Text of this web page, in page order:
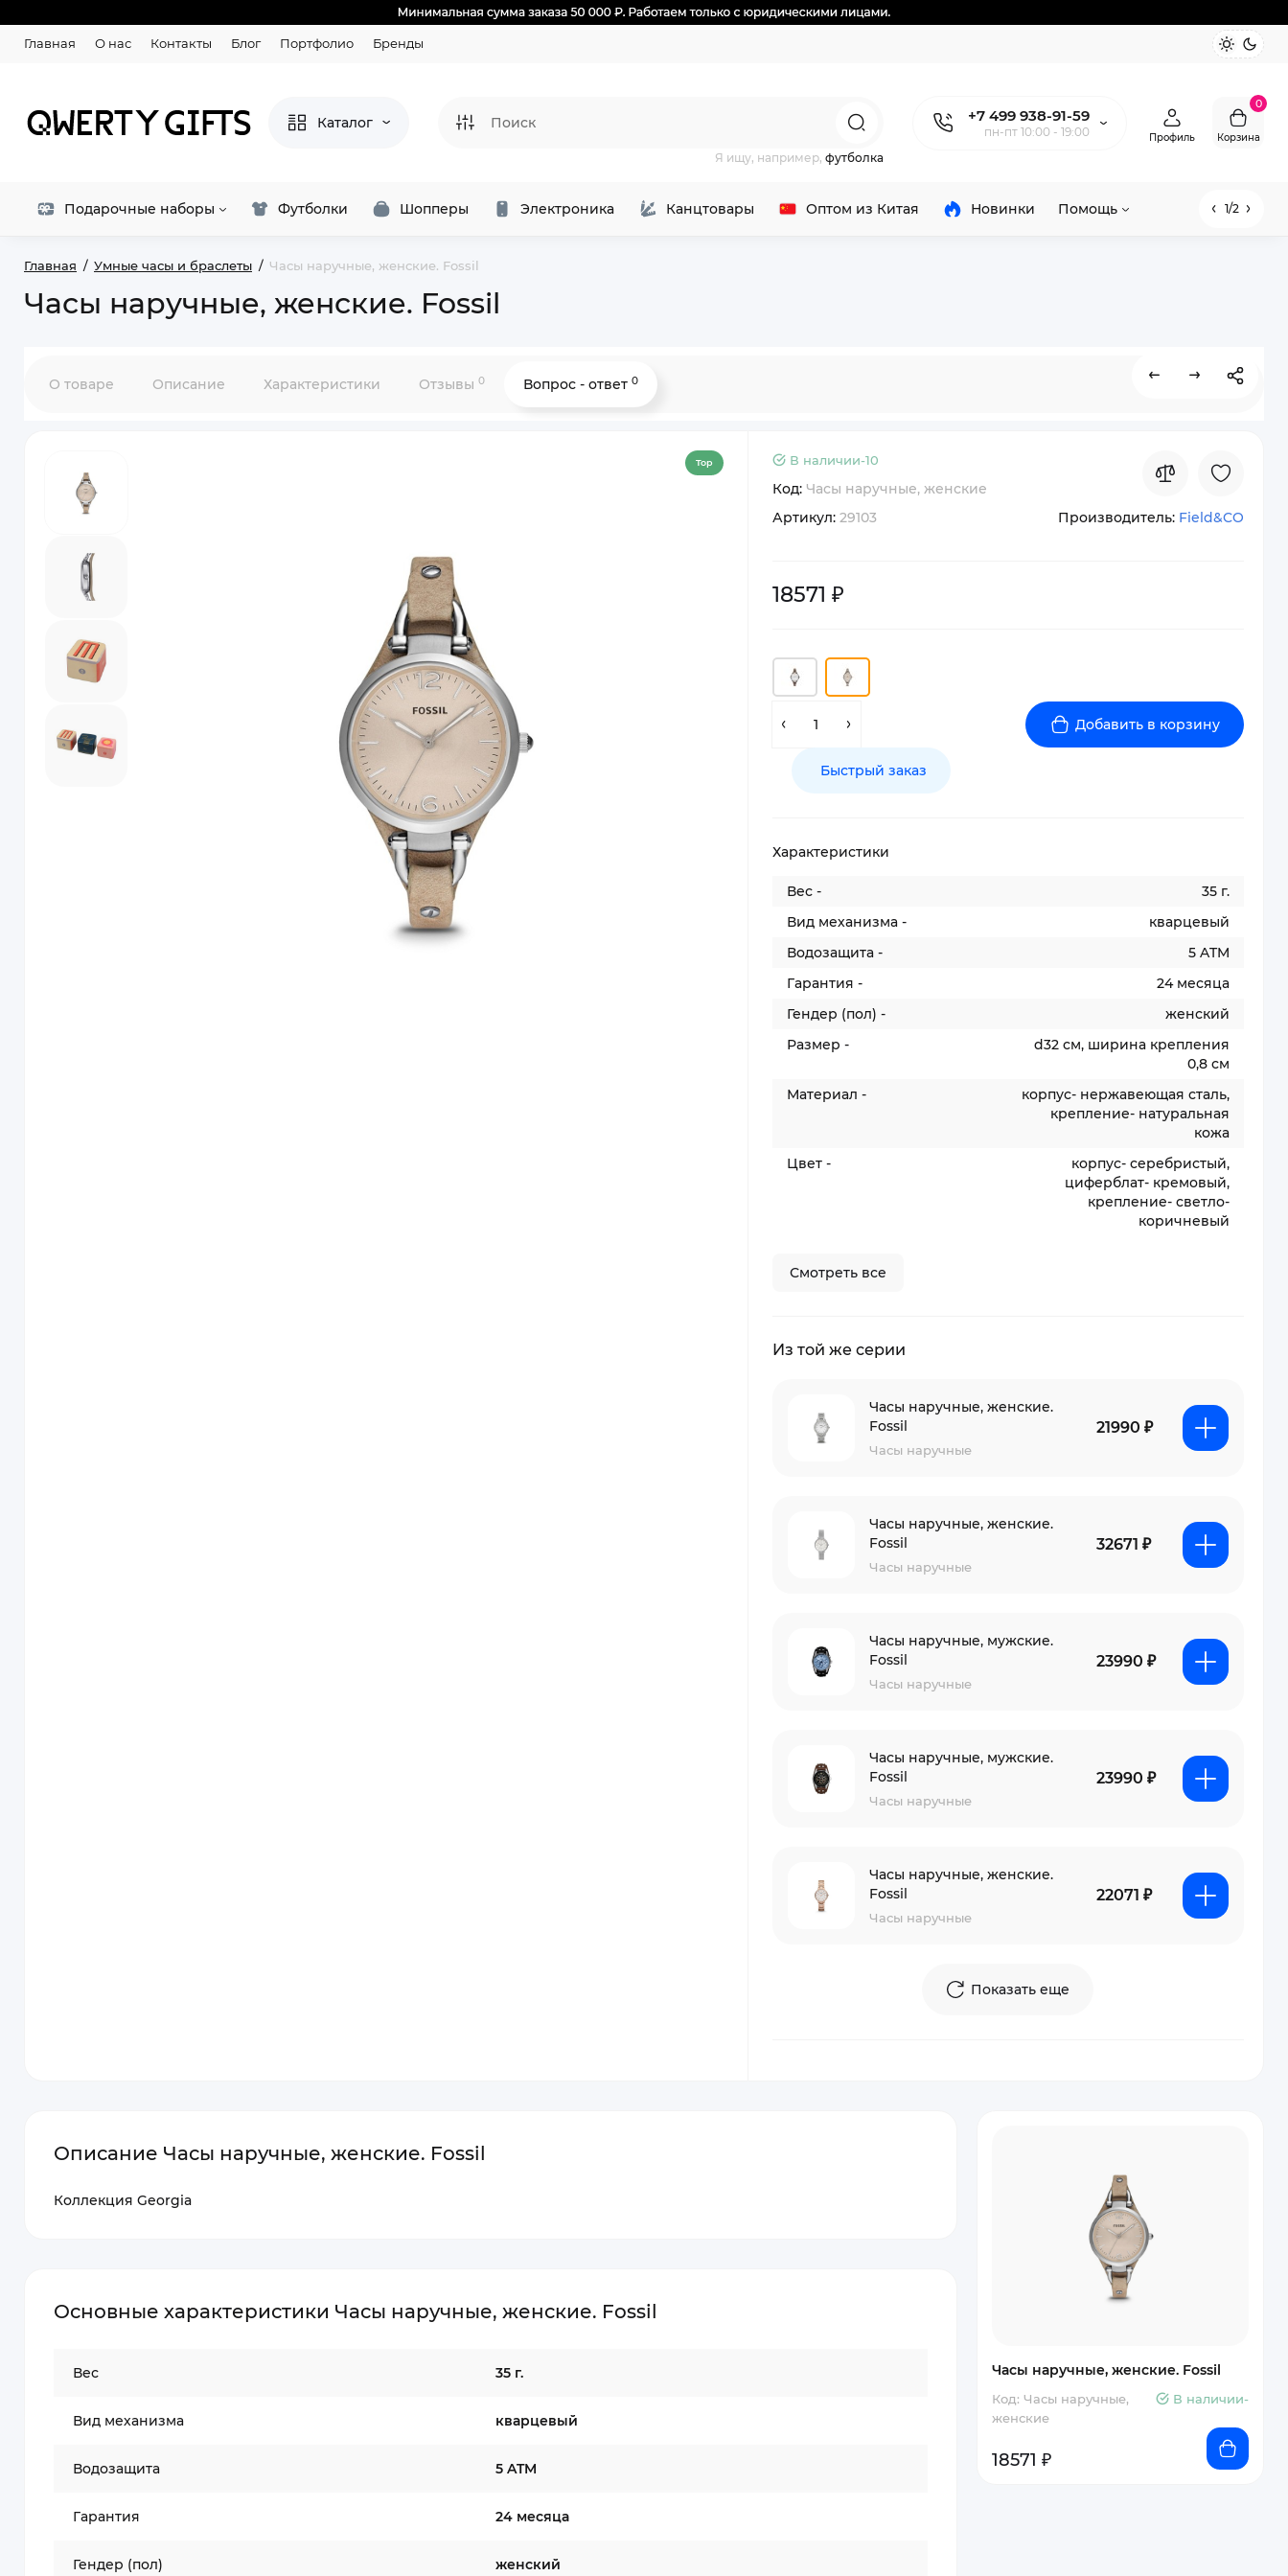
Главная О нас Контакты Блог Портфолио Бренды
Каталог +7 499 938-91-59
пн-пт 10:00 - 19:00
Я ищу, например, футболка
Профиль
0
Корзина
Подарочные наборы Футболки Шопперы Электроника Канцтовары Оптом из Китая Новинки Помощь 1/2
Главная Умные часы и браслеты Часы наручные, женские. Fossil
Часы наручные, женские. Fossil
О товаре Описание Характеристики Отзывы 0 Вопрос - ответ 0
Top В наличии-10
Код: Часы наручные, женские
Артикул: 29103 Производитель: Field&CO
18571 ₽
Добавить в корзину
Быстрый заказ
Характеристики
Вес -
35 г.
Вид механизма -
кварцевый
Водозащита -
5 ATM
Гарантия -
24 месяца
Гендер (пол) -
женский
Размер -
d32 см, ширина крепления
0,8 см
Материал -
корпус- нержавеющая сталь,
крепление- натуральная
кожа
Цвет -
корпус- серебристый,
циферблат- кремовый,
крепление- светло-
коричневый
Смотреть все
Из той же серии
Часы наручные, женские.
Fossil
Часы наручные
21990 ₽
Часы наручные, женские.
Fossil
Часы наручные
32671 ₽
Часы наручные, мужские.
Fossil
Часы наручные
23990 ₽
Часы наручные, мужские.
Fossil
Часы наручные
23990 ₽
Часы наручные, женские.
Fossil
Часы наручные
22071 ₽
Показать еще
Описание Часы наручные, женские. Fossil
Коллекция Georgia
Основные характеристики Часы наручные, женские. Fossil
Вес 35 г.
Вид механизма кварцевый
Водозащита 5 ATM
Гарантия 24 месяца
Гендер (пол) женский
Часы наручные, женские. Fossil
Код: Часы наручные,
женские
В наличии-
18571 ₽